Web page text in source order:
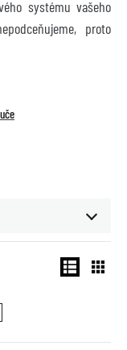
systému vašeho
proto